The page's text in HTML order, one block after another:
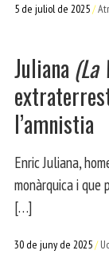
5 de juliol de 2025
Juliana (La
l’amnistia
Enric Juliana,
monàrquica i
[…]
30 de juny de 2025